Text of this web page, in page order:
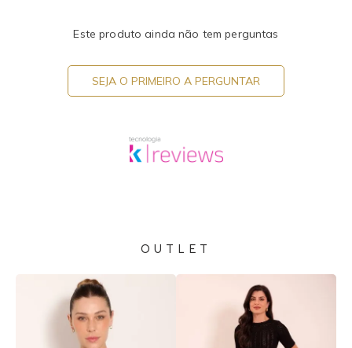
Este produto ainda não tem perguntas
SEJA O PRIMEIRO A PERGUNTAR
OUTLET